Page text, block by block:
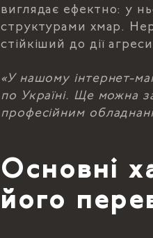
виглядає ефектно: у
структурами хмар.
стійкіший до дії
«У нашому інтернет-
по Україні. Ще можна
професійним
Основні
його